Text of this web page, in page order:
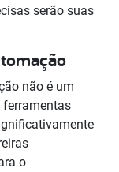
serão suas
não é um
ferramentas
o